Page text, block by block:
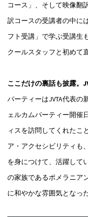
コース」、そして映像翻
訳コースの受講者の中に
フト受講」で学ぶ受講生
クールスタッフと初めて
ここだけの裏話も披露。
パーティーはJVTA代表の
ェルカムパーティー開催
ィスを訪問してくれたこ
ア・アクセシビリティも
を身につけて、活躍して
の家族であるポメラニア
に和やかな雰囲気となった